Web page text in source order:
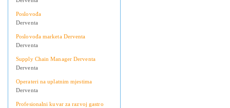
Poslovođa
Derventa
Poslovođa marketa Derventa
Derventa
Supply Chain Manager Derventa
Derventa
Operateri na uplatnim mjestima
Derventa
Profesionalni kuvar za razvoj gastro